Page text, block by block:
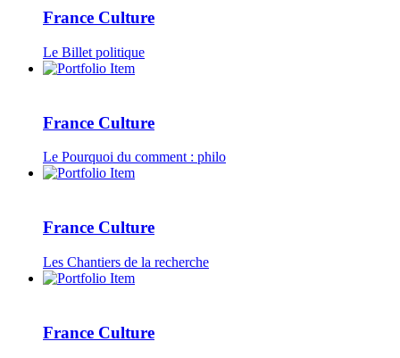
France Culture
Le Billet politique
France Culture
Le Pourquoi du comment : philo
France Culture
Les Chantiers de la recherche
France Culture